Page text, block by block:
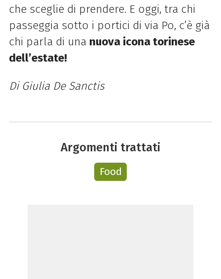
che sceglie di prendere. E oggi, tra chi
passeggia sotto i portici di via Po, c’è già
chi parla di una nuova icona torinese
dell’estate!
Di Giulia De Sanctis
Argomenti trattati
Food